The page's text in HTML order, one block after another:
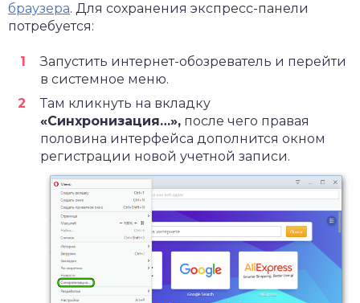
браузера. Для сохранения экспресс-панели
потребуется:
Запустить интернет-обозреватель и перейти
в системное меню.
Там кликнуть на вкладку
«Синхронизация…», после чего правая
половина интерфейса дополнится окном
регистрации новой учетной записи.